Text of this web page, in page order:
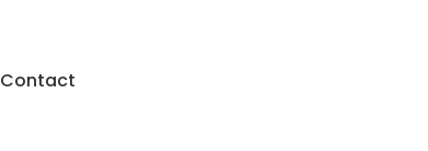
Contact